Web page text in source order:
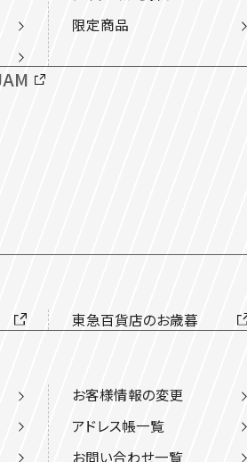
限定商品
東急百貨店のお歳暮
お客様情報の変更
アドレス帳一覧
お問い合わせ一覧